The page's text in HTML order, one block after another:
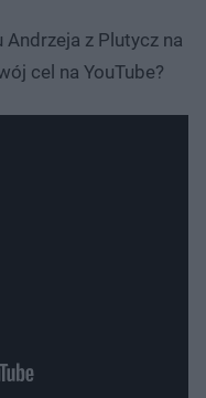
z Plutycz na
cel na YouTube?